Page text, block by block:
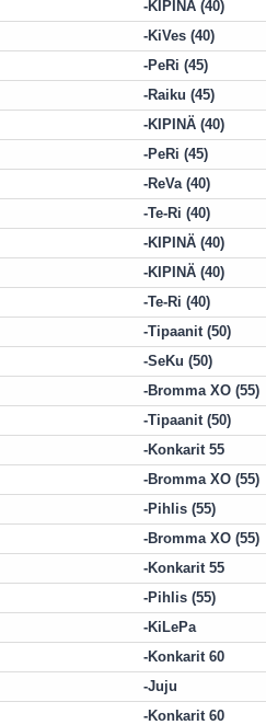
KIPINÄ (40)
KiVes (40)
PeRi (45)
Raiku (45)
KIPINÄ (40)
PeRi (45)
ReVa (40)
Te-Ri (40)
KIPINÄ (40)
KIPINÄ (40)
Te-Ri (40)
Tipaanit (50)
SeKu (50)
Bromma XO (55)
Tipaanit (50)
Konkarit 55
Bromma XO (55)
Pihlis (55)
Bromma XO (55)
Konkarit 55
Pihlis (55)
KiLePa
Konkarit 60
Juju
Konkarit 60